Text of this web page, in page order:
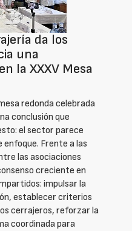
da los
una
la XXXV Mesa
redonda celebrada
conclusión que
el sector parece
enfoque. Frente a las
las asociaciones
creciente en
impulsar la
establecer criterios
cerrajeros, reforzar la
coordinada para